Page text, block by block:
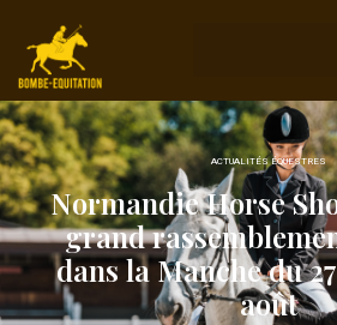
ACTUALITÉS ÉQUESTRES
Normandie Horse
grand
dans la Manche du
août